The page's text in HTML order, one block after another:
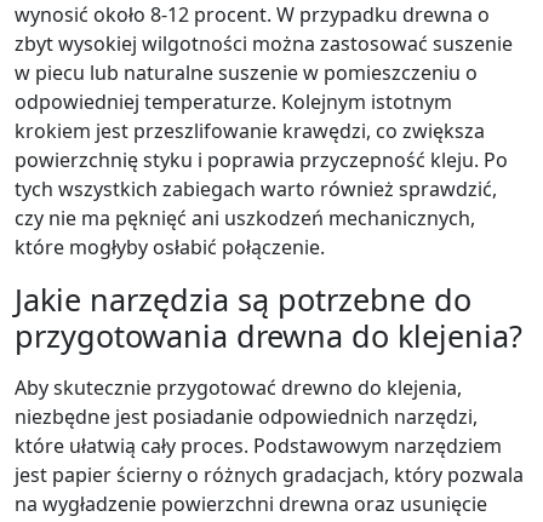
wynosić około 8-12 procent. W przypadku drewna o
zbyt wysokiej wilgotności można zastosować suszenie
w piecu lub naturalne suszenie w pomieszczeniu o
odpowiedniej temperaturze. Kolejnym istotnym
krokiem jest przeszlifowanie krawędzi, co zwiększa
powierzchnię styku i poprawia przyczepność kleju. Po
tych wszystkich zabiegach warto również sprawdzić,
czy nie ma pęknięć ani uszkodzeń mechanicznych,
które mogłyby osłabić połączenie.
Jakie narzędzia są potrzebne do
przygotowania drewna do klejenia?
Aby skutecznie przygotować drewno do klejenia,
niezbędne jest posiadanie odpowiednich narzędzi,
które ułatwią cały proces. Podstawowym narzędziem
jest papier ścierny o różnych gradacjach, który pozwala
na wygładzenie powierzchni drewna oraz usunięcie